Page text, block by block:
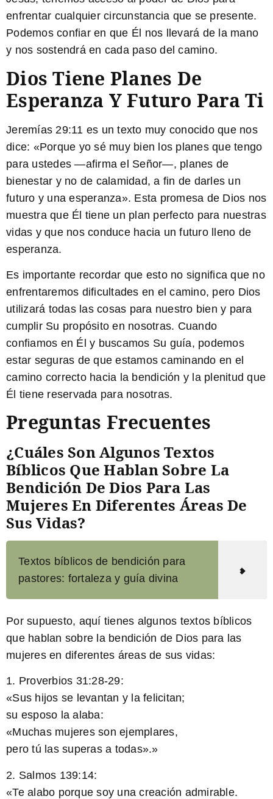
enfrentar cualquier circunstancia que se presente.
Podemos confiar en que Él nos llevará de la mano
y nos sostendrá en cada paso del camino.
Dios Tiene Planes De
Esperanza Y Futuro Para Ti
Jeremías 29:11 es un texto muy conocido que nos
dice: «Porque yo sé muy bien los planes que tengo
para ustedes —afirma el Señor—, planes de
bienestar y no de calamidad, a fin de darles un
futuro y una esperanza». Esta promesa de Dios nos
muestra que Él tiene un plan perfecto para nuestras
vidas y que nos conduce hacia un futuro lleno de
esperanza.
Es importante recordar que esto no significa que no
enfrentaremos dificultades en el camino, pero Dios
utilizará todas las cosas para nuestro bien y para
cumplir Su propósito en nosotras. Cuando
confiamos en Él y buscamos Su guía, podemos
estar seguras de que estamos caminando en el
camino correcto hacia la bendición y la plenitud que
Él tiene reservada para nosotras.
Preguntas Frecuentes
¿Cuáles Son Algunos Textos
Bíblicos Que Hablan Sobre La
Bendición De Dios Para Las
Mujeres En Diferentes Áreas De
Sus Vidas?
Textos bíblicos de bendición para
pastores: fortaleza y guía divina
Por supuesto, aquí tienes algunos textos bíblicos
que hablan sobre la bendición de Dios para las
mujeres en diferentes áreas de sus vidas:
1. Proverbios 31:28-29:
«Sus hijos se levantan y la felicitan;
su esposo la alaba:
«Muchas mujeres son ejemplares,
pero tú las superas a todas».»
2. Salmos 139:14:
«Te alabo porque soy una creación admirable.